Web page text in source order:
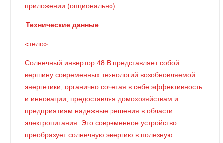
приложении (опционально)
Технические данные
<тело>
Солнечный инвертор 48 В представляет собой
вершину современных технологий возобновляемой
энергетики, органично сочетая в себе эффективность
и инновации, предоставляя домохозяйствам и
предприятиям надежные решения в области
электропитания. Это современное устройство
преобразует солнечную энергию в полезную